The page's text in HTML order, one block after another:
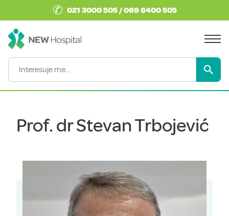
✆ 021 3000 505 / 069 8400 505
Prof. dr Stevan Trbojević